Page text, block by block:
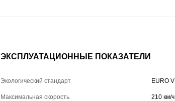
ЭКСПЛУАТАЦИОННЫЕ ПОКАЗАТЕЛИ
Экологический стандарт EURO V
Максимальная скорость 210 км/ч